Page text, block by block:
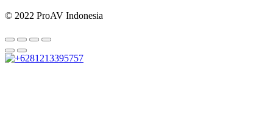
© 2022 ProAV Indonesia